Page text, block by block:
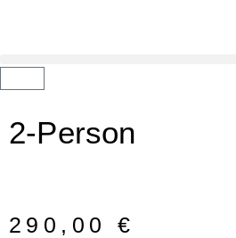
2-Person
290,00 €